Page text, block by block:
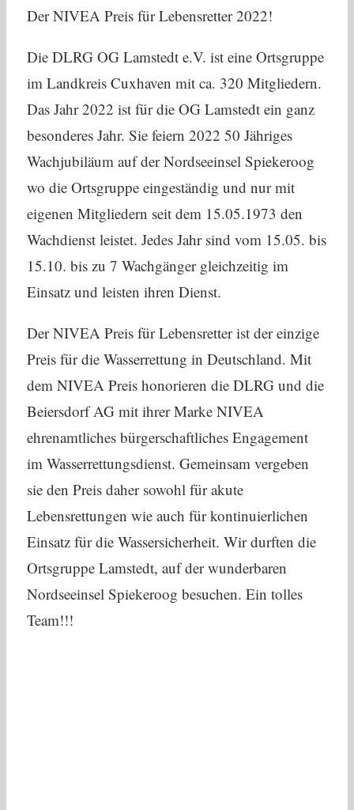
Der NIVEA Preis für Lebensretter 2022!
Die DLRG OG Lamstedt e.V. ist eine Ortsgruppe
im Landkreis Cuxhaven mit ca. 320 Mitgliedern.
Das Jahr 2022 ist für die OG Lamstedt ein ganz
besonderes Jahr. Sie feiern 2022 50 Jähriges
Wachjubiläum auf der Nordseeinsel Spiekeroog
wo die Ortsgruppe eingeständig und nur mit
eigenen Mitgliedern seit dem 15.05.1973 den
Wachdienst leistet. Jedes Jahr sind vom 15.05. bis
15.10. bis zu 7 Wachgänger gleichzeitig im
Einsatz und leisten ihren Dienst.
Der NIVEA Preis für Lebensretter ist der einzige
Preis für die Wasserrettung in Deutschland. Mit
dem NIVEA Preis honorieren die DLRG und die
Beiersdorf AG mit ihrer Marke NIVEA
ehrenamtliches bürgerschaftliches Engagement
im Wasserrettungsdienst. Gemeinsam vergeben
sie den Preis daher sowohl für akute
Lebensrettungen wie auch für kontinuierlichen
Einsatz für die Wassersicherheit. Wir durften die
Ortsgruppe Lamstedt, auf der wunderbaren
Nordseeinsel Spiekeroog besuchen. Ein tolles
Team!!!